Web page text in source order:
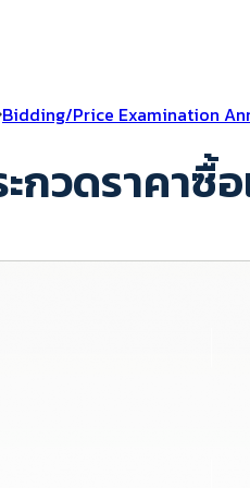
Bidding/Price Examination
ะกวดราคา